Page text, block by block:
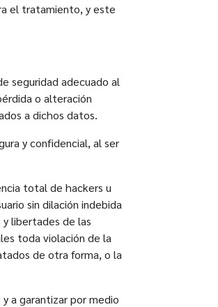
el tratamiento, y este
seguridad adecuado al
o alteración
a dichos datos.
y confidencial, al ser
total de hackers u
sin dilación indebida
libertades de las
toda violación de la
de otra forma, o la
a garantizar por medio